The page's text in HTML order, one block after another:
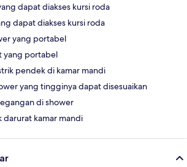
dapat diakses kursi roda
dapat diakses kursi roda
yang portabel
yang portabel
pendek di kamar mandi
yang tingginya dapat disesuaikan
di shower
darurat kamar mandi